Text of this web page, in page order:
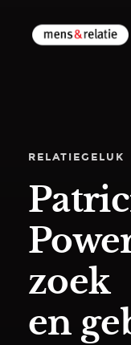
RELATIEGELUK
zoek
en